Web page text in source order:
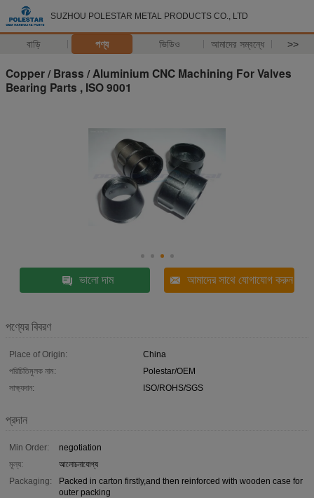
SUZHOU POLESTAR METAL PRODUCTS CO., LTD
বাড়ি পণ্য ভিডিও আমাদের সম্বন্ধে >>
Copper / Brass / Aluminium CNC Machining For Valves
Bearing Parts , ISO 9001
ভালো দাম আমাদের সাথে যোগাযোগ করুন
পণ্যের বিবরণ
Place of Origin:
China
পরিচিতিমুলক নাম:
Polestar/OEM
সাক্ষ্যদান:
ISO/ROHS/SGS
প্রদান
Min Order:
negotiation
মূল্য:
আলোচনাযোগ্য
Packaging:
Packed in carton firstly,and then reinforced with wooden case for
outer packing